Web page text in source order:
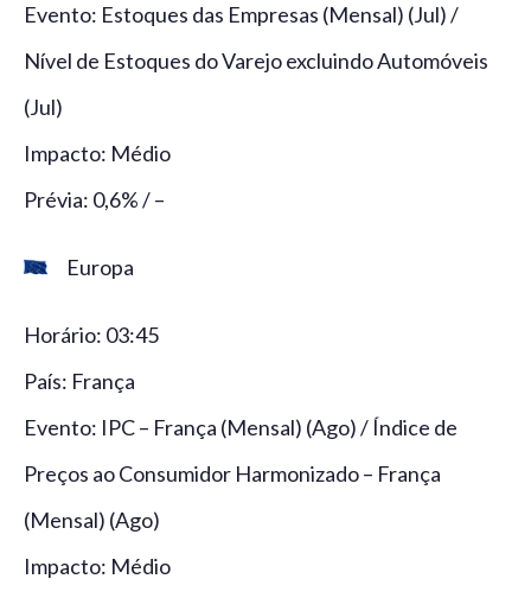
Evento: Estoques das Empresas (Mensal) (Jul) /
Nível de Estoques do Varejo excluindo Automóveis
(Jul)
Impacto: Médio
Prévia: 0,6% / –
Europa
Horário: 03:45
País: França
Evento: IPC – França (Mensal) (Ago) / Índice de
Preços ao Consumidor Harmonizado – França
(Mensal) (Ago)
Impacto: Médio